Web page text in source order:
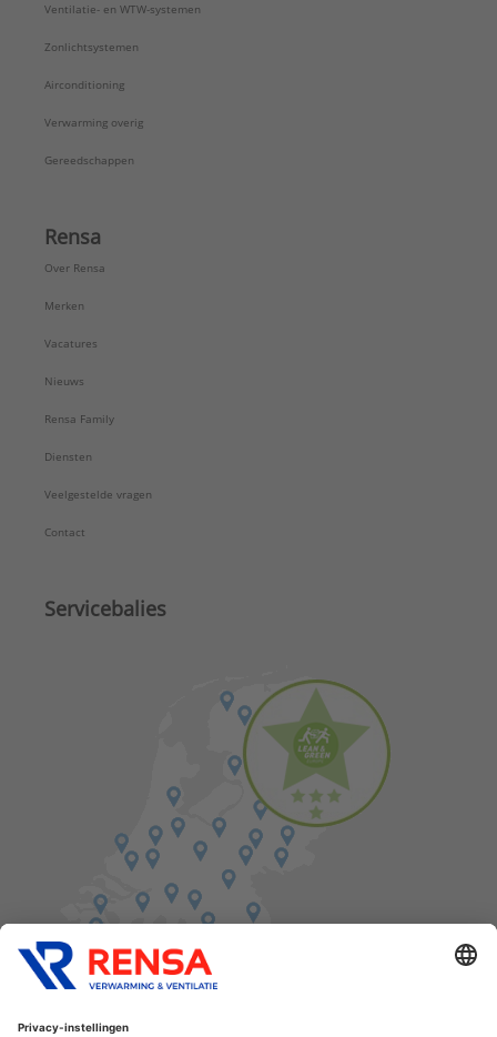
Ventilatie- en WTW-systemen
Zonlichtsystemen
Airconditioning
Verwarming overig
Gereedschappen
Rensa
Over Rensa
Merken
Vacatures
Nieuws
Rensa Family
Diensten
Veelgestelde vragen
Contact
Servicebalies